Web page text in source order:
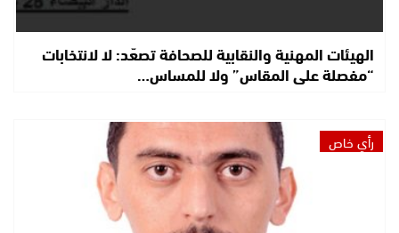
الهيئات المهنية والنقابية للصحافة تصعّد: لا لانتخابات
“مفصلة على المقاس” ولا للمساس…
رأي خاص